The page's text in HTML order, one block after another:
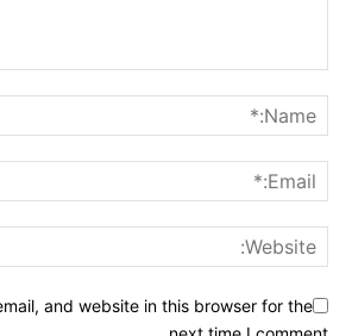
and website in this browser for the